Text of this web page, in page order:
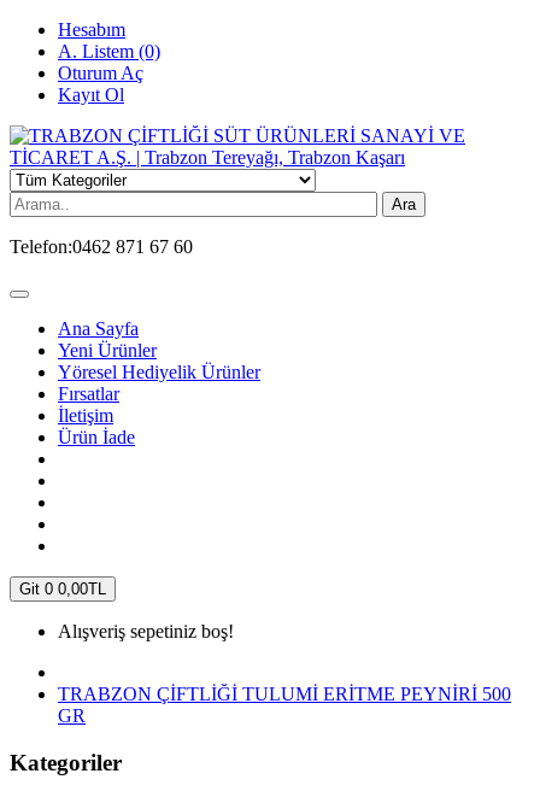
Hesabım
A. Listem (0)
Oturum Aç
Kayıt Ol
Ara
Telefon:0462 871 67 60
Ana Sayfa
Yeni Ürünler
Yöresel Hediyelik Ürünler
Fırsatlar
İletişim
Ürün İade
Git 0 0,00TL
Alışveriş sepetiniz boş!
TRABZON ÇİFTLİĞİ TULUMİ ERİTME PEYNİRİ 500
GR
Kategoriler